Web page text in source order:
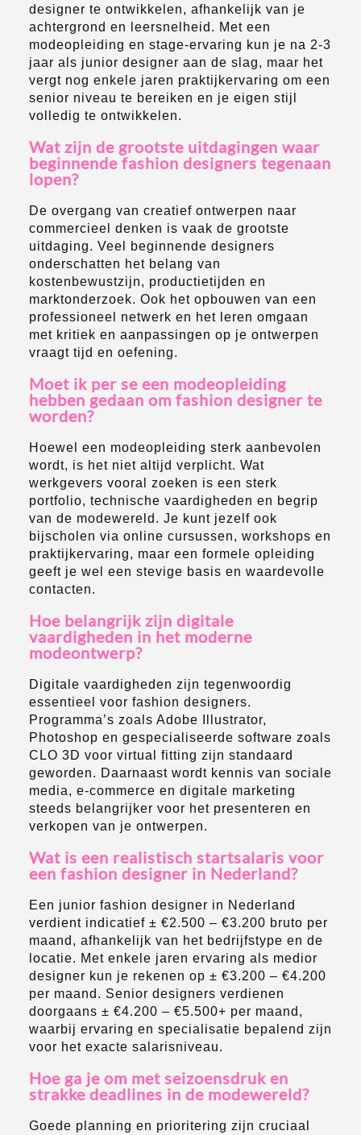
designer te ontwikkelen, afhankelijk van je
achtergrond en leersnelheid. Met een
modeopleiding en stage-ervaring kun je na 2-3
jaar als junior designer aan de slag, maar het
vergt nog enkele jaren praktijkervaring om een
senior niveau te bereiken en je eigen stijl
volledig te ontwikkelen.
Wat zijn de grootste uitdagingen waar
beginnende fashion designers tegenaan
lopen?
De overgang van creatief ontwerpen naar
commercieel denken is vaak de grootste
uitdaging. Veel beginnende designers
onderschatten het belang van
kostenbewustzijn, productietijden en
marktonderzoek. Ook het opbouwen van een
professioneel netwerk en het leren omgaan
met kritiek en aanpassingen op je ontwerpen
vraagt tijd en oefening.
Moet ik per se een modeopleiding
hebben gedaan om fashion designer te
worden?
Hoewel een modeopleiding sterk aanbevolen
wordt, is het niet altijd verplicht. Wat
werkgevers vooral zoeken is een sterk
portfolio, technische vaardigheden en begrip
van de modewereld. Je kunt jezelf ook
bijscholen via online cursussen, workshops en
praktijkervaring, maar een formele opleiding
geeft je wel een stevige basis en waardevolle
contacten.
Hoe belangrijk zijn digitale
vaardigheden in het moderne
modeontwerp?
Digitale vaardigheden zijn tegenwoordig
essentieel voor fashion designers.
Programma’s zoals Adobe Illustrator,
Photoshop en gespecialiseerde software zoals
CLO 3D voor virtual fitting zijn standaard
geworden. Daarnaast wordt kennis van sociale
media, e-commerce en digitale marketing
steeds belangrijker voor het presenteren en
verkopen van je ontwerpen.
Wat is een realistisch startsalaris voor
een fashion designer in Nederland?
Een junior fashion designer in Nederland
verdient indicatief ± €2.500 – €3.200 bruto per
maand, afhankelijk van het bedrijfstype en de
locatie. Met enkele jaren ervaring als medior
designer kun je rekenen op ± €3.200 – €4.200
per maand. Senior designers verdienen
doorgaans ± €4.200 – €5.500+ per maand,
waarbij ervaring en specialisatie bepalend zijn
voor het exacte salarisniveau.
Hoe ga je om met seizoensdruk en
strakke deadlines in de modewereld?
Goede planning en prioritering zijn cruciaal